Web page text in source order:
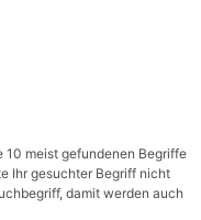
10 meist gefundenen Begriffe
Ihr gesuchter Begriff nicht
damit werden auch